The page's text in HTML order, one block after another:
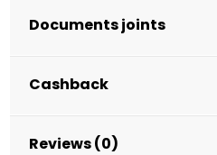
Documents joints
Cashback
Reviews (0)